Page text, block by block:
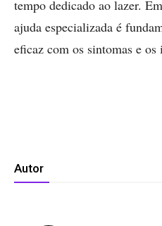
tempo dedicado ao lazer.
ajuda especializada é
eficaz com os sintomas e
Autor